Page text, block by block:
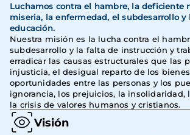
Luchamos contra el hambre, la deficiente
miseria, la enfermedad, el subdesarrollo y
educación.
Nuestra misión es la lucha contra el
subdesarrollo y la falta de instrucción y
erradicar las causas estructurales que las
injusticia, el desigual reparto de los
oportunidades entre las personas y los
ignorancia, los prejuicios, la insolidaridad,
la crisis de valores humanos y cristianos.
Visión